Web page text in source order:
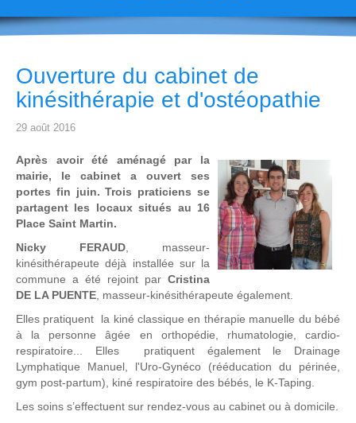
Ouverture du cabinet de
kinésithérapie et d'ostéopathie
29 août 2016
Après avoir été aménagé par la
mairie, le cabinet a ouvert ses
portes fin juin. Trois praticiens se
partagent les locaux situés au 16
Place Saint Martin.
Nicky FERAUD , masseur-
kinésithérapeute déjà installée sur la
commune a été rejoint par Cristina
DE LA PUENTE , masseur-kinésithérapeute également.
Elles pratiquent la kiné classique en thérapie manuelle du bébé
à la personne âgée en orthopédie, rhumatologie, cardio-
respiratoire... Elles pratiquent également le Drainage
Lymphatique Manuel, l'Uro-Gynéco (rééducation du périnée,
gym post-partum), kiné respiratoire des bébés, le K-Taping.
Les soins s’effectuent sur rendez-vous au cabinet ou à domicile.